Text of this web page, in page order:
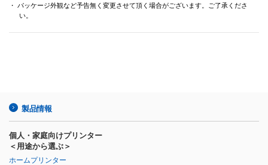
・ パッケージ外観など予告無く変更させて頂く場合がございます。ご了承くださ
い。
製品情報
個人・家庭向けプリンター
＜用途から選ぶ＞
ホームプリンター